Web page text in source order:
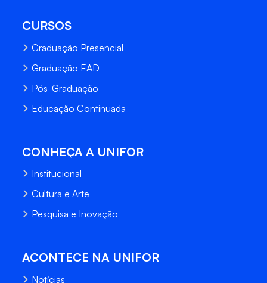
CURSOS
Graduação Presencial
Graduação EAD
Pós-Graduação
Educação Continuada
CONHEÇA A UNIFOR
Institucional
Cultura e Arte
Pesquisa e Inovação
ACONTECE NA UNIFOR
Notícias